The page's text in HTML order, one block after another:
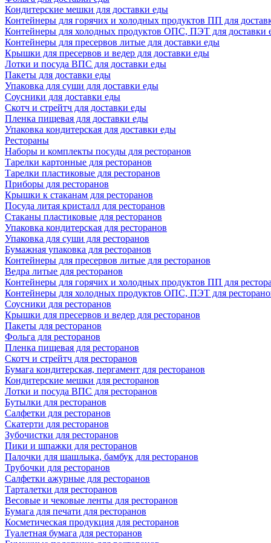
Кондитерские мешки для доставки еды
Контейнеры для горячих и холодных продуктов ПП для
Контейнеры для холодных продуктов ОПС, ПЭТ для доставки
Контейнеры для пресервов литые для доставки еды
Крышки для пресервов и ведер для доставки еды
Лотки и посуда ВПС для доставки еды
Пакеты для доставки еды
Упаковка для суши для доставки еды
Соусники для доставки еды
Скотч и стрейтч для доставки еды
Пленка пищевая для доставки еды
Упаковка кондитерская для доставки еды
Рестораны
Наборы и комплекты посуды для ресторанов
Тарелки картонные для ресторанов
Тарелки пластиковые для ресторанов
Приборы для ресторанов
Крышки к стаканам для ресторанов
Посуда литая кристалл для ресторанов
Стаканы пластиковые для ресторанов
Упаковка кондитерская для ресторанов
Упаковка для суши для ресторанов
Бумажная упаковка для ресторанов
Контейнеры для пресервов литые для ресторанов
Ведра литые для ресторанов
Контейнеры для горячих и холодных продуктов ПП для
Контейнеры для холодных продуктов ОПС, ПЭТ для
Соусники для ресторанов
Крышки для пресервов и ведер для ресторанов
Пакеты для ресторанов
Фольга для ресторанов
Пленка пищевая для ресторанов
Скотч и стрейтч для ресторанов
Бумага кондитерская, пергамент для ресторанов
Кондитерские мешки для ресторанов
Лотки и посуда ВПС для ресторанов
Бутылки для ресторанов
Салфетки для ресторанов
Скатерти для ресторанов
Зубочистки для ресторанов
Пики и шпажки для ресторанов
Палочки для шашлыка, бамбук для ресторанов
Трубочки для ресторанов
Салфетки ажурные для ресторанов
Тарталетки для ресторанов
Весовые и чековые ленты для ресторанов
Бумага для печати для ресторанов
Косметическая продукция для ресторанов
Туалетная бумага для ресторанов